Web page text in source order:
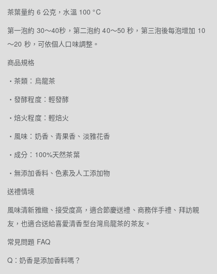
茶葉量約 6 公克，水溫 100 °C
第一泡約 30～40秒，第二泡約 40～50 秒，第三泡後每泡增加 10
～20 秒，可依個人口味調整。
商品規格
・茶類：烏龍茶
・發酵程度：輕發酵
・焙火程度：輕焙火
・風味：奶香、青果香、淡雅花香
・成分：100%天然茶葉
・無添加香料、色素及人工添加物
送禮情境
風味清新雅緻、接受度高，適合節慶送禮、商務伴手禮、拜訪親
友，也適合送給喜愛清香型台灣烏龍茶的茶友。
常見問題 FAQ
Q：奶香是添加香料嗎？